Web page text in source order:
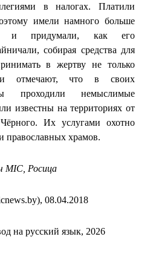
в налогах. Платили
имели намного больше
и придумали, как его
собирая средства для
в жертву не только
отмечают, что в своих
проходили немыслимые
известны на территориях от
Их услугами охотно
православных храмов.
МІС, Росица
08.04.2018
на русский язык, 2026